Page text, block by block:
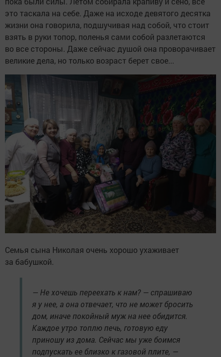
это таскала на себе. Даже на исходе девятого десятка
жизни она говорила, подшучивая над собой, что стоит
взять в руки топор, поленья сами собой разлетаются
во все стороны. Даже сейчас душой она проворачивает
великие дела, но только возраст берет свое...
Семья сына Николая очень хорошо ухаживает
за бабушкой.
— Не хочешь переехать к нам? — спрашиваю
я у нее, а она отвечает, что не может бросить
дом, иначе покойный муж на нее обидится.
Каждое утро топлю печь, готовую еду
приношу из дома. Сейчас мы уже боимся
подпускать ее близко к газовой плите, —